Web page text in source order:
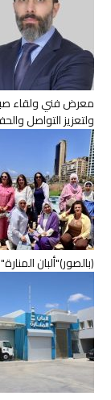
معرض فني ولقاء
ولتعزيز التواصل
(بالصور)"ألبان